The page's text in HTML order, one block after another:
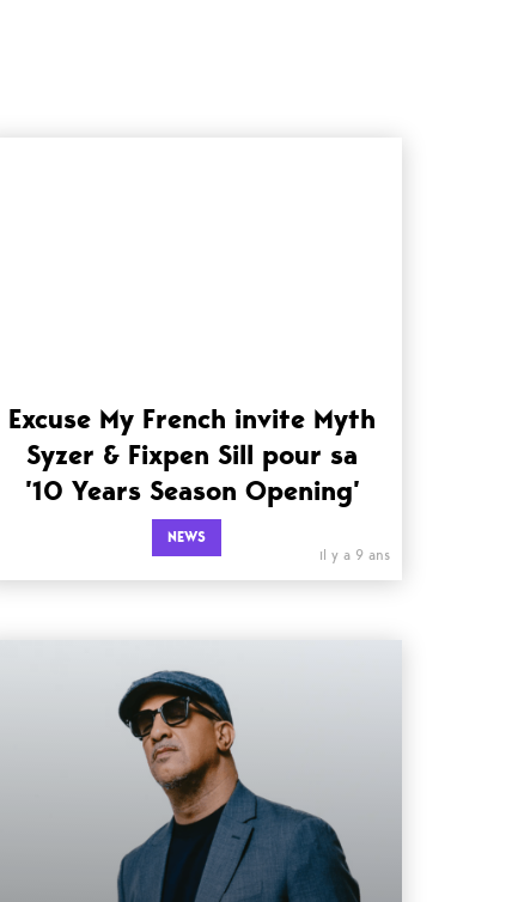
Excuse My French invite Myth
Syzer & Fixpen Sill pour sa
’10 Years Season Opening’
NEWS
il y a 9 ans